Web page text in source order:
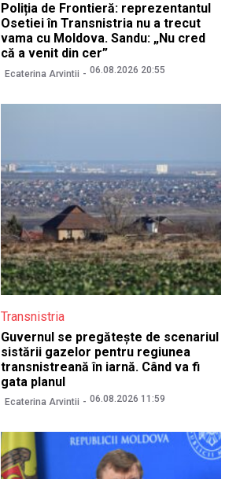
Poliția de Frontieră: reprezentantul
Osetiei în Transnistria nu a trecut
vama cu Moldova. Sandu: „Nu cred
că a venit din cer”
Ecaterina Arvintii 06.08.2026 20:55
Transnistria
Guvernul se pregătește de scenariul
sistării gazelor pentru regiunea
transnistreană în iarnă. Când va fi
gata planul
Ecaterina Arvintii 06.08.2026 11:59